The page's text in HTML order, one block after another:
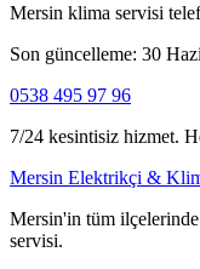
Mersin klima servisi
Son güncelleme: 30
0538 495 97 96
7/24 kesintisiz hizmet.
Mersin Elektrikçi &
Mersin'in tüm
servisi.